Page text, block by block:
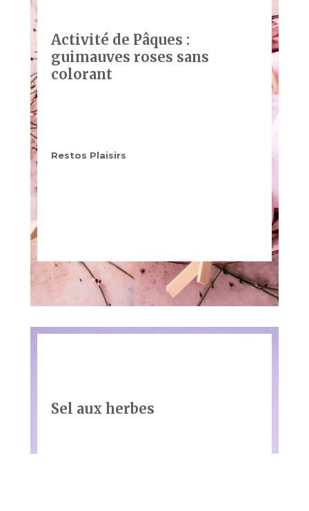
Activité de Pâques :
guimauves roses sans
colorant
Restos Plaisirs
Sel aux herbes